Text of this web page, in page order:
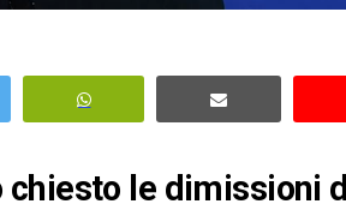
chiesto le dimissioni